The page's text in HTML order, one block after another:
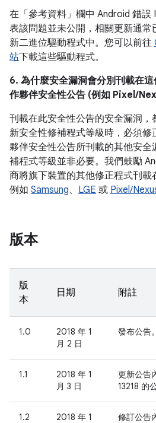
在「參考資料」 欄中 Android 錯誤
表該問題並未公開，相關更新通常
新二進位驅動程式中。您可以前往
站下載這些驅動程式。
6. 為什麼安全漏洞會分別刊載在
作夥伴安全性公告 (例如 Pixel/
刊載在此安全性公告的安全漏洞，
新安全性修補程式等級時，必須
夥伴安全性公告所刊載的其他安全
補程式等級並非必要。我們鼓勵
商將旗下裝置的其他修正程式刊載
例如 Samsung、 LGE 或 Pixel/
版本
版
本
日期 附註
1.0
2018 年 1
月 2 日
發布公告。
1.1
2018 年 1
月 3 日
更新公告
13218 的
1.2
2018 年 1
修訂公告